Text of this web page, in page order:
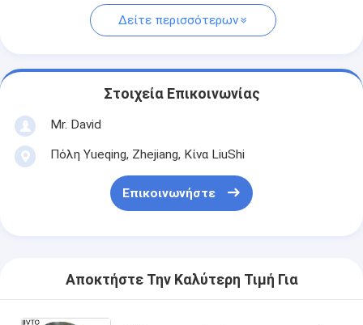
Δείτε περισσότερων
Στοιχεία Επικοινωνίας
Mr. David
Πόλη Yueqing, Zhejiang, Κίνα LiuShi
Επικοινωνήστε
Αποκτήστε Την Καλύτερη Τιμή Για